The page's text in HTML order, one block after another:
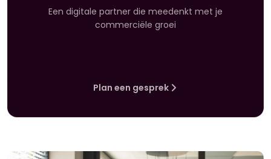
Een digitale partner die meedenkt met je
commerciële groei
Plan een gesprek